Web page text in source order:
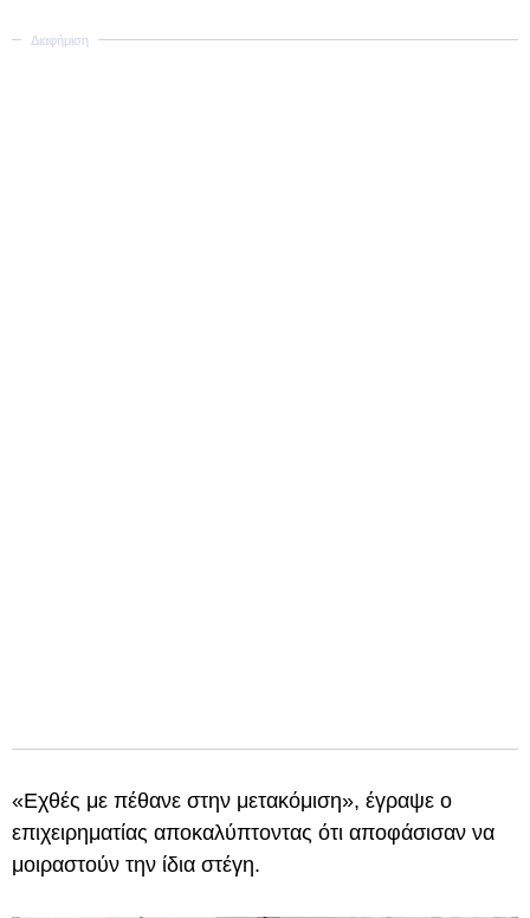
«Εχθές με πέθανε στην μετακόμιση», έγραψε ο
επιχειρηματίας αποκαλύπτοντας ότι αποφάσισαν να
μοιραστούν την ίδια στέγη.